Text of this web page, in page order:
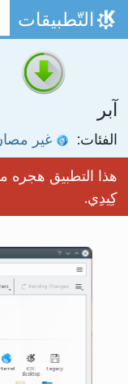
تخط المحتوى
الصفحة الرئيسة
التّطبيقات
آبر
الفئات: غير
هذا التطبيق هجره
كِيدِي.